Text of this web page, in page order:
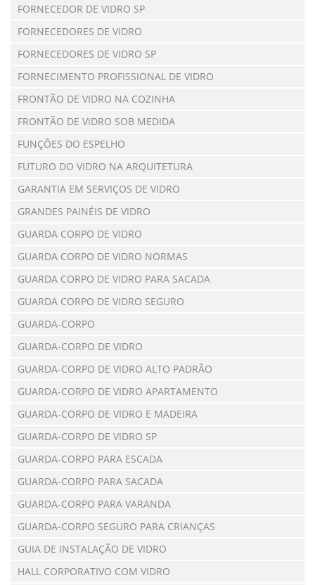
FORNECEDOR DE VIDRO SP
FORNECEDORES DE VIDRO
FORNECEDORES DE VIDRO SP
FORNECIMENTO PROFISSIONAL DE VIDRO
FRONTÃO DE VIDRO NA COZINHA
FRONTÃO DE VIDRO SOB MEDIDA
FUNÇÕES DO ESPELHO
FUTURO DO VIDRO NA ARQUITETURA
GARANTIA EM SERVIÇOS DE VIDRO
GRANDES PAINÉIS DE VIDRO
GUARDA CORPO DE VIDRO
GUARDA CORPO DE VIDRO NORMAS
GUARDA CORPO DE VIDRO PARA SACADA
GUARDA CORPO DE VIDRO SEGURO
GUARDA-CORPO
GUARDA-CORPO DE VIDRO
GUARDA-CORPO DE VIDRO ALTO PADRÃO
GUARDA-CORPO DE VIDRO APARTAMENTO
GUARDA-CORPO DE VIDRO E MADEIRA
GUARDA-CORPO DE VIDRO SP
GUARDA-CORPO PARA ESCADA
GUARDA-CORPO PARA SACADA
GUARDA-CORPO PARA VARANDA
GUARDA-CORPO SEGURO PARA CRIANÇAS
GUIA DE INSTALAÇÃO DE VIDRO
HALL CORPORATIVO COM VIDRO